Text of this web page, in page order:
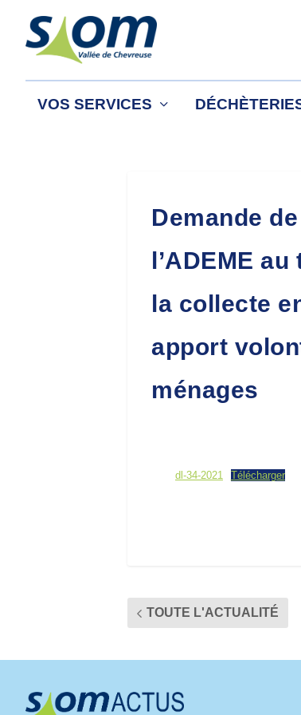
VOS SERVICES
Demande
l’ADEME
la collecte
apport
ménages
dl-34-2021 Télécharger
TOUTE L'ACTUALITÉ